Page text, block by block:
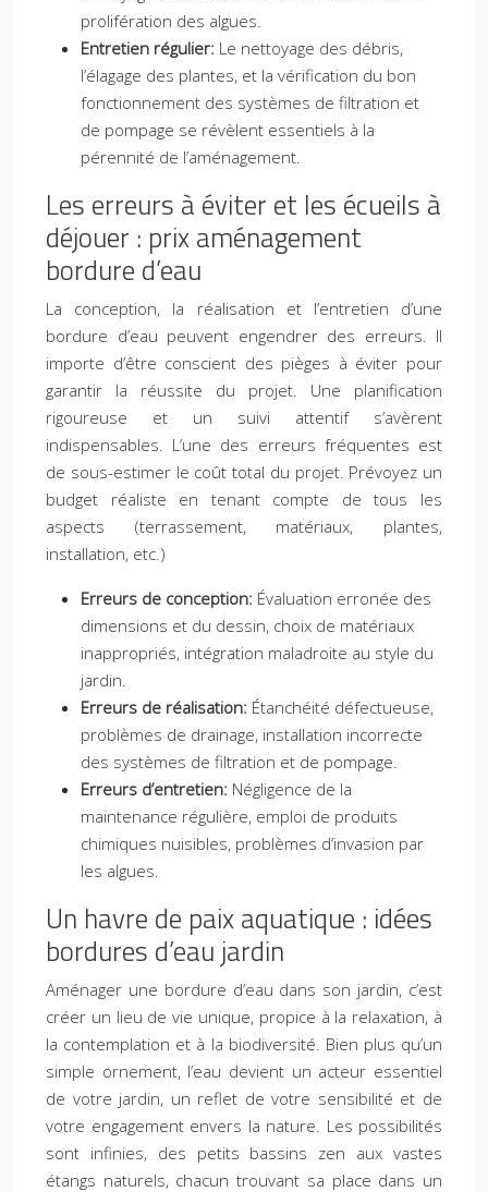
prolifération des algues.
Entretien régulier: Le nettoyage des débris,
l’élagage des plantes, et la vérification du bon
fonctionnement des systèmes de filtration et
de pompage se révèlent essentiels à la
pérennité de l’aménagement.
Les erreurs à éviter et les écueils à
déjouer : prix aménagement
bordure d’eau
La conception, la réalisation et l’entretien d’une
bordure d’eau peuvent engendrer des erreurs. Il
importe d’être conscient des pièges à éviter pour
garantir la réussite du projet. Une planification
rigoureuse et un suivi attentif s’avèrent
indispensables. L’une des erreurs fréquentes est
de sous-estimer le coût total du projet. Prévoyez un
budget réaliste en tenant compte de tous les
aspects (terrassement, matériaux, plantes,
installation, etc.)
Erreurs de conception: Évaluation erronée des
dimensions et du dessin, choix de matériaux
inappropriés, intégration maladroite au style du
jardin.
Erreurs de réalisation: Étanchéité défectueuse,
problèmes de drainage, installation incorrecte
des systèmes de filtration et de pompage.
Erreurs d’entretien: Négligence de la
maintenance régulière, emploi de produits
chimiques nuisibles, problèmes d’invasion par
les algues.
Un havre de paix aquatique : idées
bordures d’eau jardin
Aménager une bordure d’eau dans son jardin, c’est
créer un lieu de vie unique, propice à la relaxation, à
la contemplation et à la biodiversité. Bien plus qu’un
simple ornement, l’eau devient un acteur essentiel
de votre jardin, un reflet de votre sensibilité et de
votre engagement envers la nature. Les possibilités
sont infinies, des petits bassins zen aux vastes
étangs naturels, chacun trouvant sa place dans un